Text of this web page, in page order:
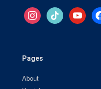
instagramtiktok youtube
Pages
About